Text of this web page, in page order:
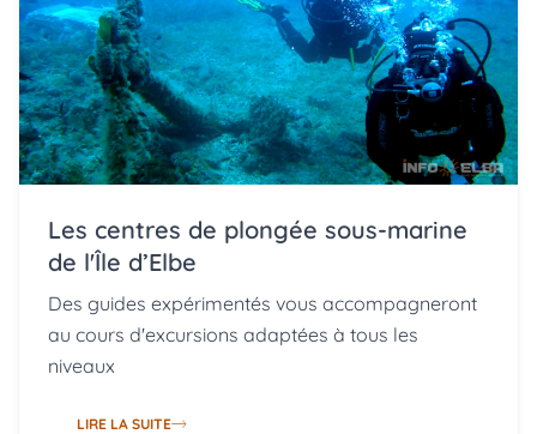
Les centres de plongée sous-marine
de l'Île d’Elbe
Des guides expérimentés vous accompagneront
au cours d'excursions adaptées à tous les
niveaux
LIRE LA SUITE